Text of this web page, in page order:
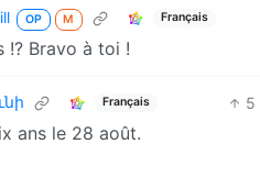
OP M Français
!? Bravo à toi !
Français 5
ans le 28 août.